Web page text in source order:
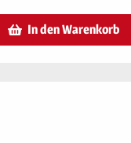
In den Warenkorb